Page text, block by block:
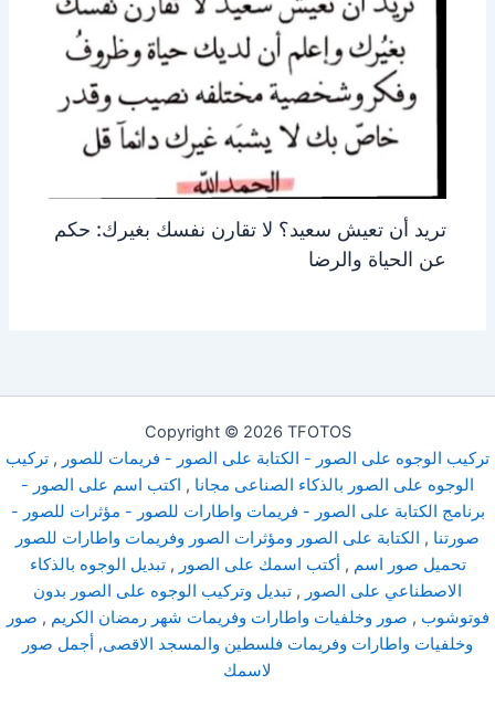
تريد أن تعيش سعيد؟ لا تقارن نفسك بغيرك: حكم
عن الحياة والرضا
Copyright © 2026 TFOTOS
تركيب الوجوه على الصور - الكتابة على الصور - فريمات للصور , تركيب
الوجوه على الصور بالذكاء الصناعى مجانا , اكتب اسم على الصور -
برنامج الكتابة على الصور - فريمات واطارات للصور - مؤثرات للصور -
صورتنا , الكتابة على الصور ومؤثرات الصور وفريمات واطارات للصور
تحميل صور اسم , أكتب اسمك على الصور ,تبديل الوجوه بالذكاء
الاصطناعي على الصور , تبديل وتركيب الوجوه على الصور بدون
فوتوشوب , صور وخلفيات واطارات وفريمات شهر رمضان الكريم , صور
وخلفيات واطارات وفريمات فلسطين والمسجد الاقصى, أجمل صور
لاسمك